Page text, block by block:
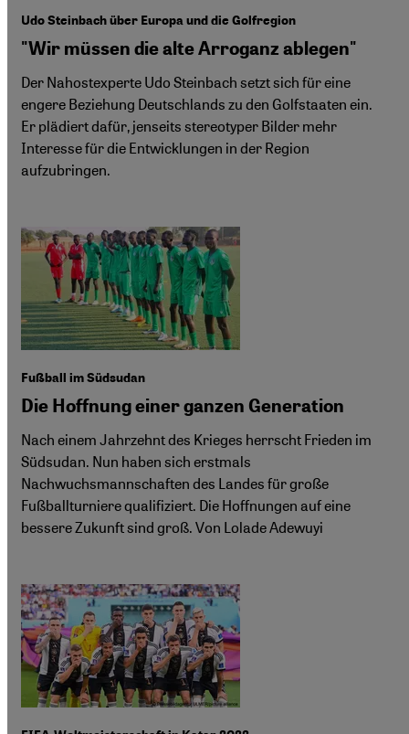
Udo Steinbach über Europa und die Golfregion
"Wir müssen die alte Arroganz ablegen"
Der Nahostexperte Udo Steinbach setzt sich für eine
engere Beziehung Deutschlands zu den Golfstaaten ein.
Er plädiert dafür, jenseits stereotyper Bilder mehr
Interesse für die Entwicklungen in der Region
aufzubringen.
Fußball im Südsudan
Die Hoffnung einer ganzen Generation
Nach einem Jahrzehnt des Krieges herrscht Frieden im
Südsudan. Nun haben sich erstmals
Nachwuchsmannschaften des Landes für große
Fußballturniere qualifiziert. Die Hoffnungen auf eine
bessere Zukunft sind groß. Von Lolade Adewuyi